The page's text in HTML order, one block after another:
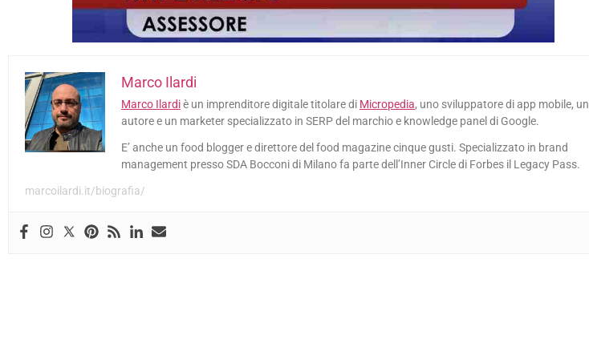
Marco Ilardi
Marco Ilardiè un imprenditore digitale titolare di Micropedia, uno sviluppatore di app mobile, un
autore e un marketer specializzato in SERP del marchio e knowledge panel di Google.
E’ anche un food blogger e direttore del food magazine cinque gusti. Specializzato in brand
management presso SDA Bocconi di Milano fa parte dell’Inner Circle di Forbes il Legacy Pass.
marcoilardi.it/biografia/